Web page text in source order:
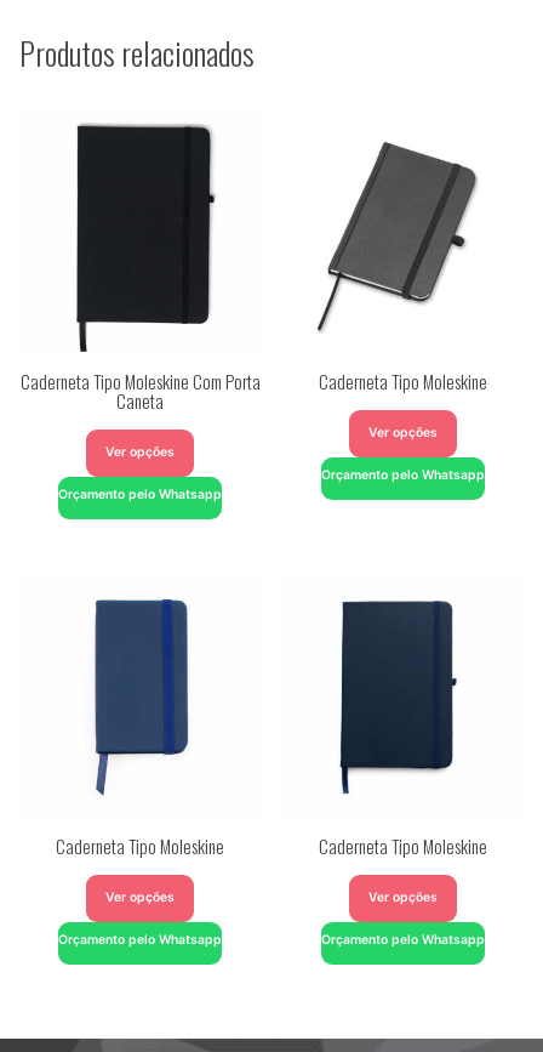
Produtos relacionados
Caderneta Tipo Moleskine Com Porta
Caneta
Ver opções
Orçamento pelo Whatsapp
Caderneta Tipo Moleskine
Ver opções
Orçamento pelo Whatsapp
Caderneta Tipo Moleskine
Ver opções
Orçamento pelo Whatsapp
Caderneta Tipo Moleskine
Ver opções
Orçamento pelo Whatsapp